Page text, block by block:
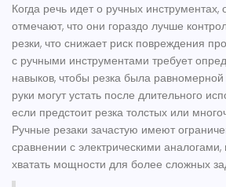
Когда речь идет о ручных
отмечают, что они гораздо лучше
резки, что снижает риск повреждения
с ручными инструментами требует
навыков, чтобы резка была
руки могут устать после длительного
если предстоит резка толстых или
Ручные резаки зачастую имеют
сравнении с электрическими
хватать мощности для более сложных